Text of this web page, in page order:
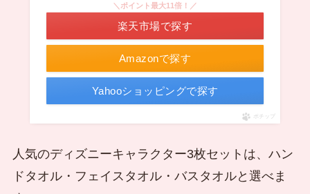
Amazonで探す
＼ポイント最大11倍！／
楽天市場で探す
Yahooショッピングで探す
ポチップ
人気のディズニーキャラクター3枚セットは、ハン
ドタオル・フェイスタオル・バスタオルと選べま